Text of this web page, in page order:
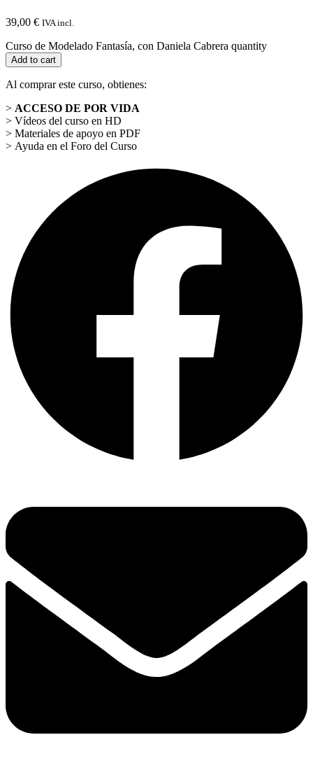
39,00 € IVA incl.
Curso de Modelado Fantasía, con Daniela Cabrera quantity
Add to cart
Al comprar este curso, obtienes:
> ACCESO DE POR VIDA
> Vídeos del curso en HD
> Materiales de apoyo en PDF
> Ayuda en el Foro del Curso